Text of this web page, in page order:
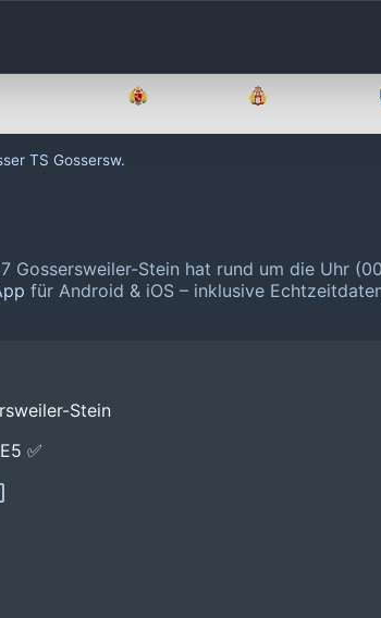
TS Gossersw.
Gossersweiler-Stein hat rund um die Uhr
für Android & iOS – inklusive
Stein
✅